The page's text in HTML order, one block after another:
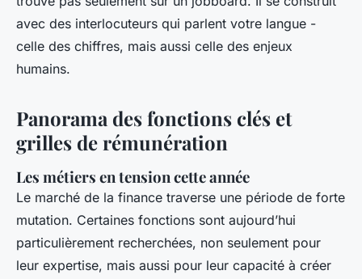
avec des interlocuteurs qui parlent votre langue -
celle des chiffres, mais aussi celle des enjeux
humains.
Panorama des fonctions clés et
grilles de rémunération
Les métiers en tension cette année
Le marché de la finance traverse une période de forte
mutation. Certaines fonctions sont aujourd’hui
particulièrement recherchées, non seulement pour
leur expertise, mais aussi pour leur capacité à créer